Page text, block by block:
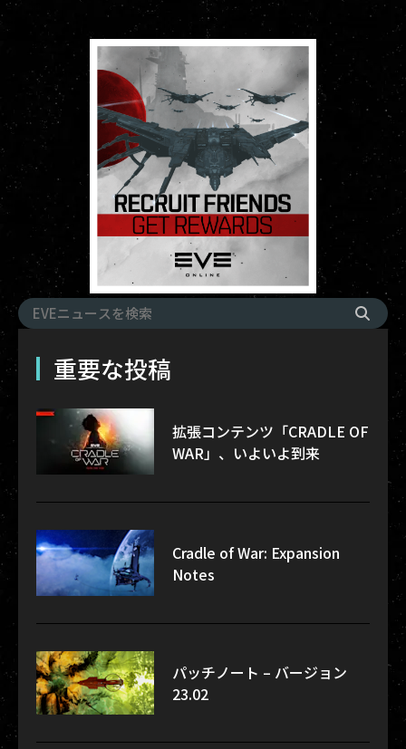
重要な投稿
拡張コンテンツ「CRADLE OF
WAR」、いよいよ到来
Cradle of War: Expansion
Notes
パッチノート – バージョン
23.02